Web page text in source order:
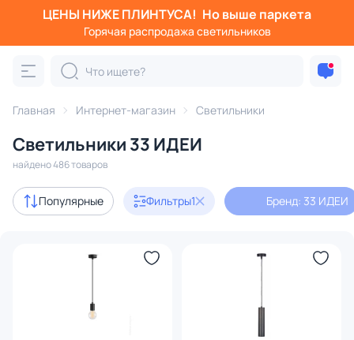
ЦЕНЫ НИЖЕ ПЛИНТУСА! Но выше паркета
Горячая распродажа светильников
Главная Интернет-магазин Светильники
Светильники 33 ИДЕИ
найдено 486 товаров
Популярные Фильтры1 Бренд: 33 ИДЕИ
Фильтры
Категория:
Люстры Подвесные светильники
В наличии 275